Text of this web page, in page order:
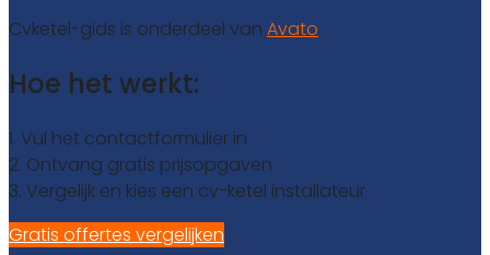
Cvketel-gids is onderdeel van Avato
Hoe het werkt:
1. Vul het contactformulier in
2. Ontvang gratis prijsopgaven
3. Vergelijk en kies een cv-ketel installateur
Gratis offertes vergelijken